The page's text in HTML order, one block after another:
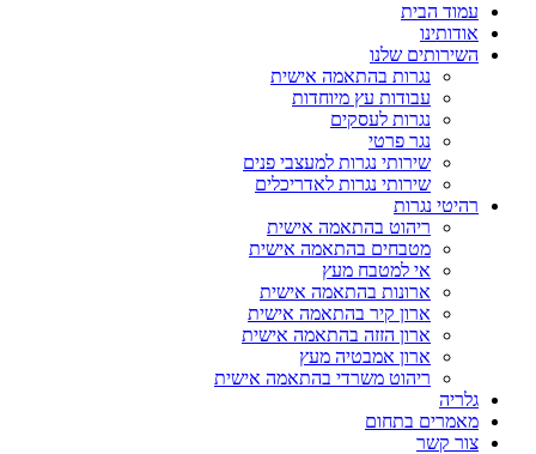
עמוד הבית
אודותינו
השירותים שלנו
נגרות בהתאמה אישית
עבודות עץ מיוחדות
נגרות לעסקים
נגר פרטי
שירותי נגרות למעצבי פנים
שירותי נגרות לאדריכלים
רהיטי נגרות
ריהוט בהתאמה אישית
מטבחים בהתאמה אישית
אי למטבח מעץ
ארונות בהתאמה אישית
ארון קיר בהתאמה אישית
ארון הזזה בהתאמה אישית
ארון אמבטיה מעץ
ריהוט משרדי בהתאמה אישית
גלריה
מאמרים בתחום
צור קשר